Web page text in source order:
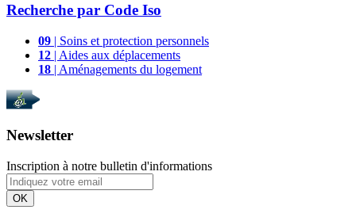
Recherche par Code Iso
09 | Soins et protection personnels
12 | Aides aux déplacements
18 | Aménagements du logement
Newsletter
Inscription à notre bulletin d'informations
OK